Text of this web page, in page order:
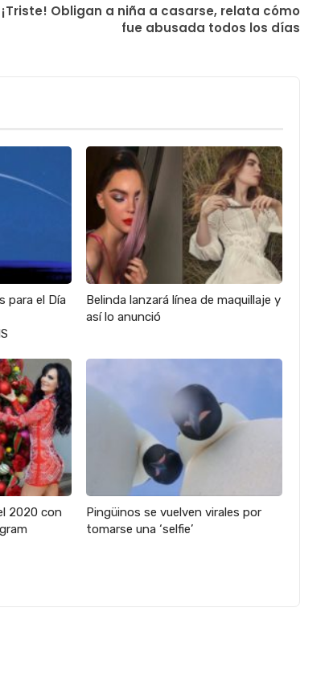
¡Triste! Obligan a niña a casarse, relata cómo
fue abusada todos los días
para el Día
Belinda lanzará línea de maquillaje y
así lo anunció
2020 con
Pingüinos se vuelven virales por
tomarse una ‘selfie’